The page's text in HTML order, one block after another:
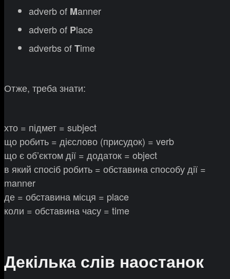
adverb of Manner
adverb of Place
adverbs ofTime
Отже, треба знати:
хто = підмет = subject
що робить = дієслово (присудок) = verb
що є об’єктом дії = додаток = object
в який спосіб робить = обставина способу дії =
manner
де = обставина місця = place
коли = обставина часу = time
Декілька слів наостанок